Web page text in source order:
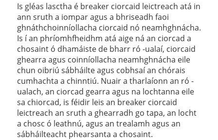
Is gléas lasctha é breaker ciorcaid leictreach atá in
ann sruth a iompar agus a bhriseadh faoi
ghnáthchoinníollacha ciorcaid nó neamhghnácha.
Is í an phríomhfheidhm atá aige ná an ciorcad a
chosaint ó dhamáiste de bharr ró -ualaí, ciorcaid
ghearra agus coinníollacha neamhghnácha eile
chun oibriú sábháilte agus cobhsaí an chórais
cumhachta a chinntiú. Nuair a tharlaíonn an ró -
ualach, an ciorcad gearra agus na lochtanna eile
sa chiorcad, is féidir leis an breaker ciorcaid
leictreach an sruth a ghearradh go tapa, an locht
a chosc ó leathnú, agus an trealamh agus an
sábháilteacht phearsanta a chosaint.